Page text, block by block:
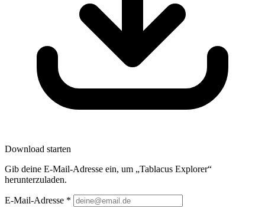
Download starten
Gib deine E-Mail-Adresse ein, um „Tablacus Explorer“
herunterzuladen.
E-Mail-Adresse *